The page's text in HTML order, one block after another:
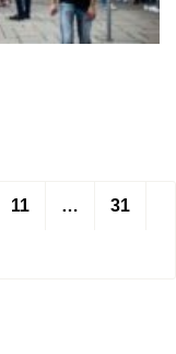
11 … 31